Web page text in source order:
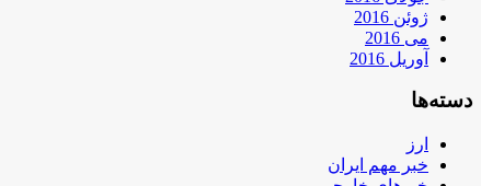
ژوئن 2016
می 2016
آوریل 2016
دسته‌ها
ارز
خبر مهم ایران